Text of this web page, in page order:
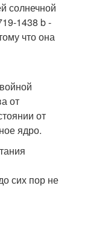
солнечной
1438 b -
что она
от
от
ядро.
сих пор не